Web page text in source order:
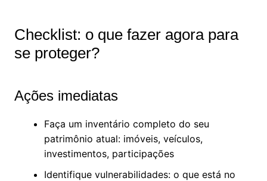
Checklist: o que fazer agora para
se proteger?
Ações imediatas
Faça um inventário completo do seu
patrimônio atual: imóveis, veículos,
investimentos, participações
Identifique vulnerabilidades: o que está no